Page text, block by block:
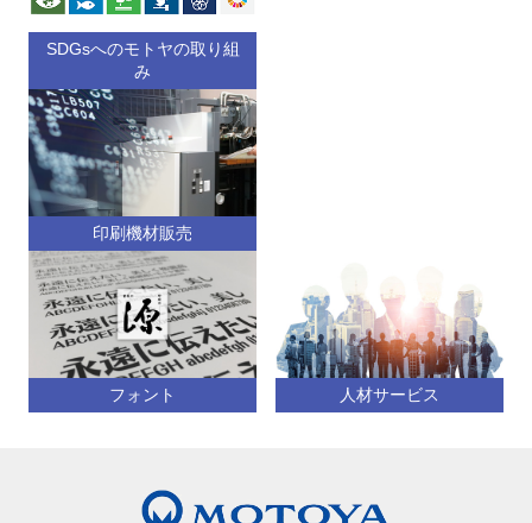
SDGsへのモトヤの取り組
み
印刷機材販売
フォント 人材サービス